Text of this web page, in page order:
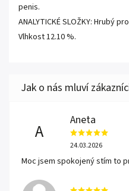
penis.
ANALYTICKÉ SLOŽKY: Hrubý
Vlhkost 12.10 %.
A
Aneta
24.03.2026
Moc jsem spokojený stím to